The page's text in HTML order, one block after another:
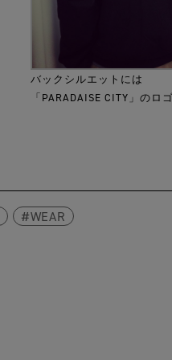
バックシルエットには
「PARADAISE CITY」のロ
WEAR